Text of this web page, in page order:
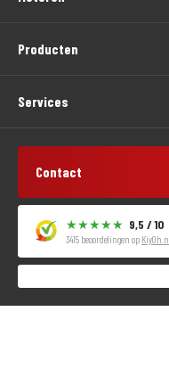
Producten
Services
Contact
9,5 / 10
3415 beoordelingen op KiyOh.nl